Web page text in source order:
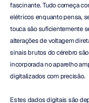
fascinante. Tudo começa
elétricos enquanto pensa,
touca são suficientemente
alterações de voltagem
sinais brutos do cérebro
incorporada no aparelho
digitalizados com precisão.
Estes dados digitais são